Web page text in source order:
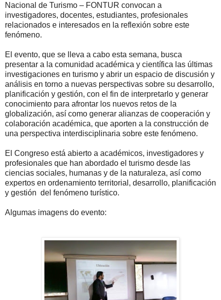
Nacional de Turismo – FONTUR convocan a
investigadores, docentes, estudiantes, profesionales
relacionados e interesados en la reflexión sobre este
fenómeno.
El evento, que se lleva a cabo esta semana, busca
presentar a la comunidad académica y científica las últimas
investigaciones en turismo y abrir un espacio de discusión y
análisis en torno a nuevas perspectivas sobre su desarrollo,
planificación y gestión, con el fin de interpretarlo y generar
conocimiento para afrontar los nuevos retos de la
globalización, así como generar alianzas de cooperación y
colaboración académica, que aporten a la construcción de
una perspectiva interdisciplinaria sobre este fenómeno.
El Congreso está abierto a académicos, investigadores y
profesionales que han abordado el turismo desde las
ciencias sociales, humanas y de la naturaleza, así como
expertos en ordenamiento territorial, desarrollo, planificación
y gestión del fenómeno turístico.
Algumas imagens do evento: